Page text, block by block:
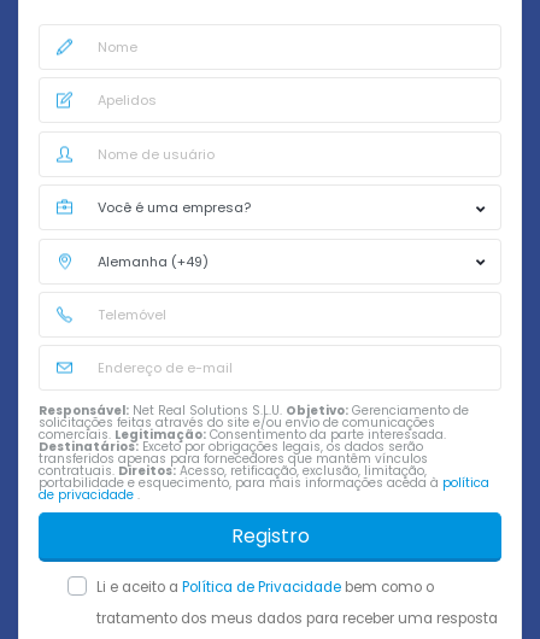
Responsável: Net Real Solutions S.L.U. Objetivo: Gerenciamento de
solicitações feitas através do site e/ou envio de comunicações
comerciais. Legitimação: Consentimento da parte interessada.
Destinatários: Exceto por obrigações legais, os dados serão
transferidos apenas para fornecedores que mantêm vínculos
contratuais. Direitos: Acesso, retificação, exclusão, limitação,
portabilidade e esquecimento, para mais informações aceda à política
de privacidade .
Registro
Li e aceito a Política de Privacidade bem como o
tratamento dos meus dados para receber uma resposta